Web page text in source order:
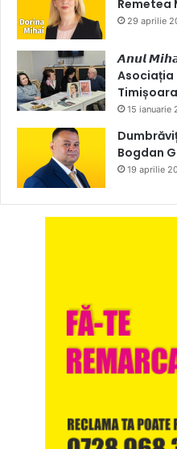
Remetea
29 aprilie
𝘼𝙣𝙪𝙡
Asociația
Timișoara
15 ianuarie
Bogdan
19 aprilie